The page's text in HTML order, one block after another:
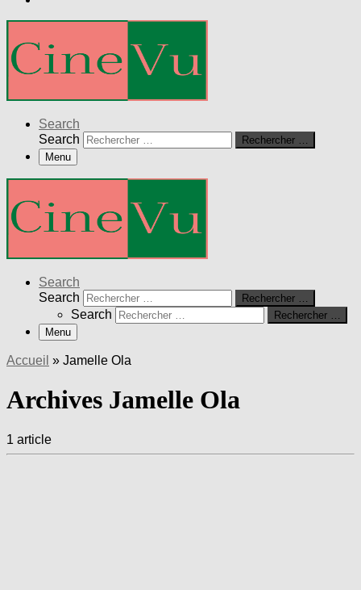
Search
Search
Rechercher …
Menu
Search
Search
Rechercher …
Search
Rechercher …
Menu
Accueil » Jamelle Ola
Archives Jamelle Ola
1 article